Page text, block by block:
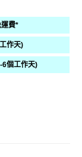
費*
作天)
6個工作天)